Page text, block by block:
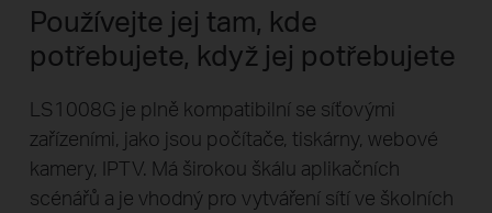
Používejte jej tam, kde
potřebujete, když jej potřebujete
LS1008G je plně kompatibilní se síťovými
zařízeními, jako jsou počítače, tiskárny, webové
kamery, IPTV. Má širokou škálu aplikačních
scénářů a je vhodný pro vytváření sítí ve školních